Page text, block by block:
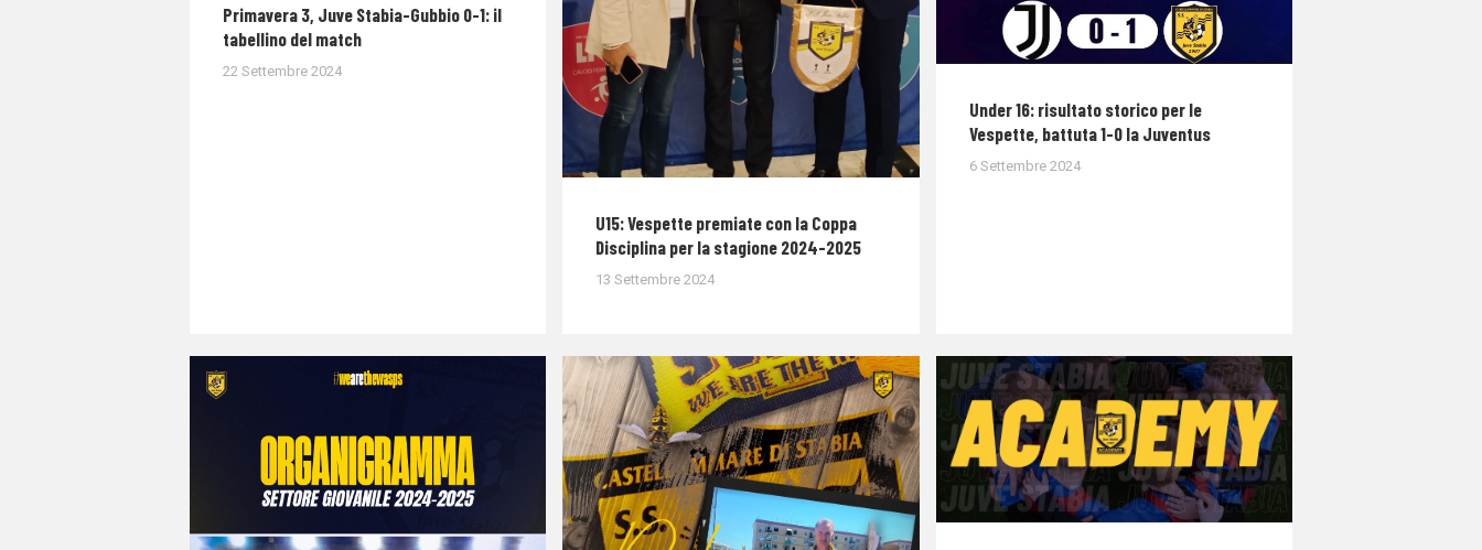
Primavera 3, Juve Stabia-Gubbio 0-1: il
tabellino del match
22 Settembre 2024
U15: Vespette premiate con la Coppa
Disciplina per la stagione 2024-2025
13 Settembre 2024
Under 16: risultato storico per le
Vespette, battuta 1-0 la Juventus
6 Settembre 2024